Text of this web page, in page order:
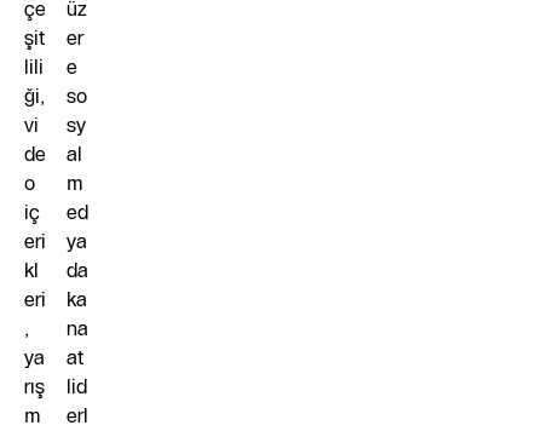
çe
şit
lili
ği,
vi
de
o
iç
eri
kl
eri
,
ya
rış
m
üz
er
e
so
sy
al
m
ed
ya
da
ka
na
at
lid
erl